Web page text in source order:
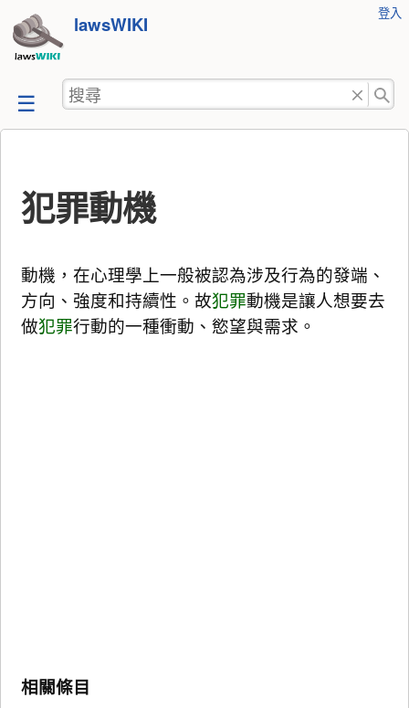
跳
至
容
lawsWIKI
工
登入
搜
尋
犯罪動機
動機，在心理學上一般被認為涉及行為的發端、
方向、強度和持續性。故犯罪動機是讓人想要去
做犯罪行動的一種衝動、慾望與需求。
相關條目